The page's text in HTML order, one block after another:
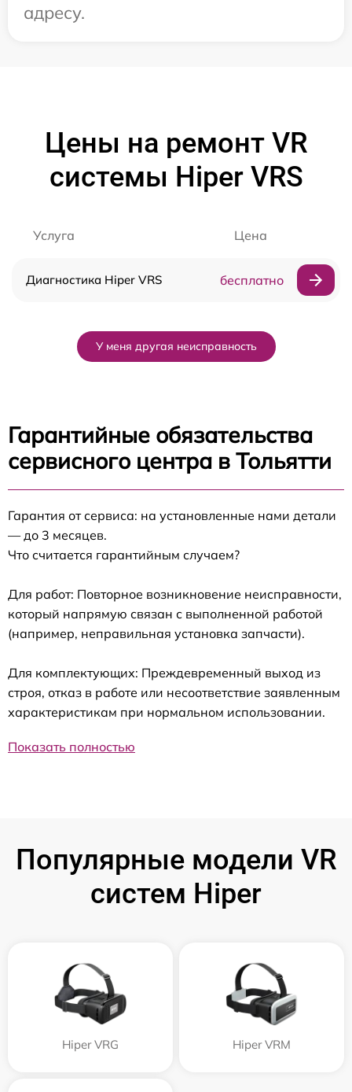
адресу.
Цены на ремонт VR
системы Hiper VRS
Услуга Цена
Диагностика Hiper VRS бесплатно
У меня другая неисправность
Гарантийные обязательства
сервисного центра в Тольятти
Гарантия от сервиса: на установленные нами детали
— до 3 месяцев.
Что считается гарантийным случаем?
Для работ: Повторное возникновение неисправности,
который напрямую связан с выполненной работой
(например, неправильная установка запчасти).
Для комплектующих: Преждевременный выход из
строя, отказ в работе или несоответствие заявленным
характеристикам при нормальном использовании.
Показать полностью
Популярные модели VR
систем Hiper
Hiper VRG Hiper VRM